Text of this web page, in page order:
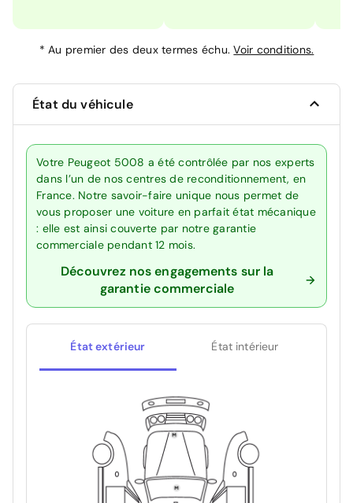
*Au premier des deux termes échu.Voir conditions.
État du véhicule
Votre Peugeot 5008 a été contrôlée par nos experts
dans l’un de nos centres de reconditionnement, en
France. Notre savoir-faire unique nous permet de
vous proposer une voiture en parfait état mécanique
: elle est ainsi couverte par notre garantie
commerciale pendant 12 mois.
Découvrez nos engagements sur la
garantie commerciale
État extérieur État intérieur